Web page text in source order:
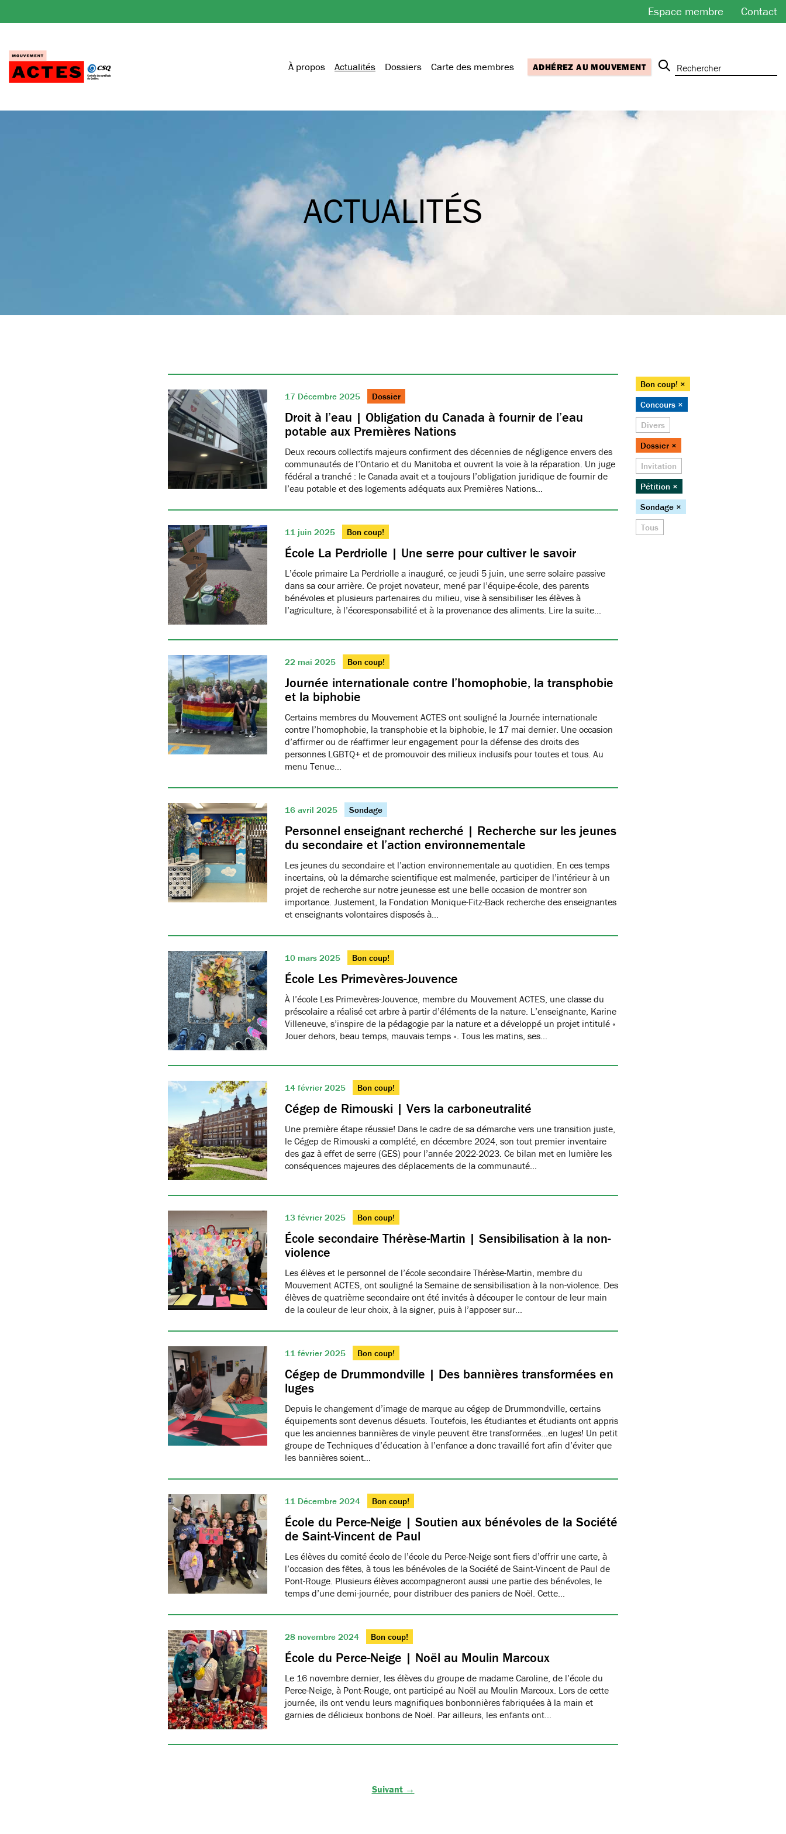
au
Espace membre Contact
À propos Actualités Dossiers Carte des membres ADHÉREZ AU MOUVEMENT
ACTUALITÉS
17 Décembre 2025 Dossier
Droit à l’eau | Obligation du Canada à fournir de l’eau
potable aux Premières Nations
Deux recours collectifs majeurs confirment des décennies de négligence envers des
communautés de l’Ontario et du Manitoba et ouvrent la voie à la réparation. Un juge
fédéral a tranché : le Canada avait et a toujours l’obligation juridique de fournir de
l’eau potable et des logements adéquats aux Premières Nations…
11 juin 2025 Bon coup!
École La Perdriolle | Une serre pour cultiver le savoir
L’école primaire La Perdriolle a inauguré, ce jeudi 5 juin, une serre solaire passive
dans sa cour arrière. Ce projet novateur, mené par l’équipe-école, des parents
bénévoles et plusieurs partenaires du milieu, vise à sensibiliser les élèves à
l’agriculture, à l’écoresponsabilité et à la provenance des aliments. Lire la suite…
22 mai 2025 Bon coup!
Journée internationale contre l’homophobie, la transphobie
et la biphobie
Certains membres du Mouvement ACTES ont souligné la Journée internationale
contre l’homophobie, la transphobie et la biphobie, le 17 mai dernier. Une occasion
d’affirmer ou de réaffirmer leur engagement pour la défense des droits des
personnes LGBTQ+ et de promouvoir des milieux inclusifs pour toutes et tous. Au
menu Tenue…
16 avril 2025 Sondage
Personnel enseignant recherché | Recherche sur les jeunes
du secondaire et l’action environnementale
Les jeunes du secondaire et l’action environnementale au quotidien. En ces temps
incertains, où la démarche scientifique est malmenée, participer de l’intérieur à un
projet de recherche sur notre jeunesse est une belle occasion de montrer son
importance. Justement, la Fondation Monique-Fitz-Back recherche des enseignantes
et enseignants volontaires disposés à…
10 mars 2025 Bon coup!
École Les Primevères-Jouvence
À l’école Les Primevères-Jouvence, membre du Mouvement ACTES, une classe du
préscolaire a réalisé cet arbre à partir d’éléments de la nature. L’enseignante, Karine
Villeneuve, s’inspire de la pédagogie par la nature et a développé un projet intitulé «
Jouer dehors, beau temps, mauvais temps ». Tous les matins, ses…
14 février 2025 Bon coup!
Cégep de Rimouski | Vers la carboneutralité
Une première étape réussie! Dans le cadre de sa démarche vers une transition juste,
le Cégep de Rimouski a complété, en décembre 2024, son tout premier inventaire
des gaz à effet de serre (GES) pour l’année 2022-2023. Ce bilan met en lumière les
conséquences majeures des déplacements de la communauté…
13 février 2025 Bon coup!
École secondaire Thérèse-Martin | Sensibilisation à la non-
violence
Les élèves et le personnel de l’école secondaire Thérèse-Martin, membre du
Mouvement ACTES, ont souligné la Semaine de sensibilisation à la non-violence. Des
élèves de quatrième secondaire ont été invités à découper le contour de leur main
de la couleur de leur choix, à la signer, puis à l’apposer sur…
11 février 2025 Bon coup!
Cégep de Drummondville | Des bannières transformées en
luges
Depuis le changement d’image de marque au cégep de Drummondville, certains
équipements sont devenus désuets. Toutefois, les étudiantes et étudiants ont appris
que les anciennes bannières de vinyle peuvent être transformées…en luges! Un petit
groupe de Techniques d’éducation à l’enfance a donc travaillé fort afin d’éviter que
les bannières soient…
11 Décembre 2024 Bon coup!
École du Perce-Neige | Soutien aux bénévoles de la Société
de Saint-Vincent de Paul
Les élèves du comité écolo de l’école du Perce-Neige sont fiers d’offrir une carte, à
l’occasion des fêtes, à tous les bénévoles de la Société de Saint-Vincent de Paul de
Pont-Rouge. Plusieurs élèves accompagneront aussi une partie des bénévoles, le
temps d’une demi-journée, pour distribuer des paniers de Noël. Cette…
28 novembre 2024 Bon coup!
École du Perce-Neige | Noël au Moulin Marcoux
Le 16 novembre dernier, les élèves du groupe de madame Caroline, de l’école du
Perce-Neige, à Pont-Rouge, ont participé au Noël au Moulin Marcoux. Lors de cette
journée, ils ont vendu leurs magnifiques bonbonnières fabriquées à la main et
garnies de délicieux bonbons de Noël. Par ailleurs, les enfants ont…
Bon coup! ×
Concours ×
Divers
Dossier ×
Invitation
Pétition ×
Sondage ×
Tous
Suivant →